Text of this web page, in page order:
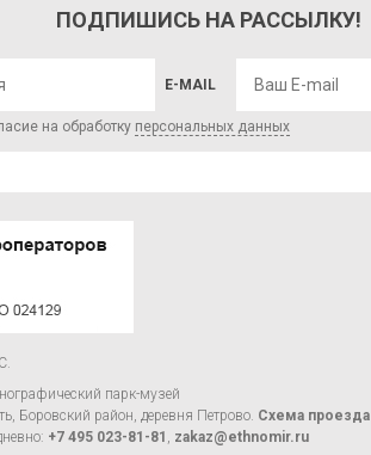
ПОДПИШИСЬ НА РАССЫЛКУ!
E-MAIL
на обработку персональных данных
парк-музей
Боровский район, деревня Петрово. Схема проезда
+7 495 023-81-81 , zakaz@ethnomir.ru